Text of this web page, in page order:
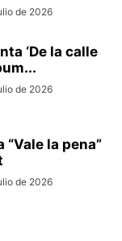
de 2026
‘De la calle
de 2026
la pena”
de 2026